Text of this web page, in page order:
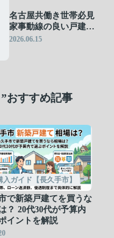
名古屋共働き世帯必見
家事動線の良い戸建て
間取り 子育てしやすい
2026.06.15
おすすめ記事
入ガイド【長久手市】
で新築戸建てを買うな
？ 20代30代が予算内
イントを解説